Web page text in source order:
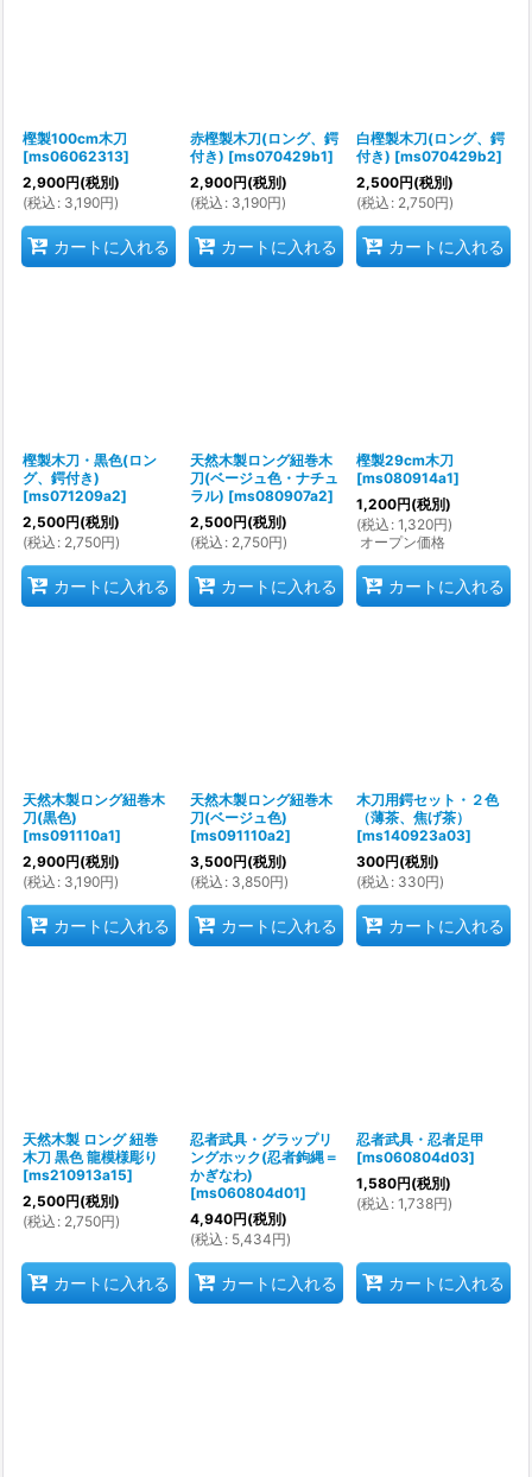
樫製100cm木刀
[ms06062313]
2,900円(税別)
(税込 : 3,190円)
カートに入れる
赤樫製木刀(ロング、鍔
付き) [ms070429b1]
2,900円(税別)
(税込 : 3,190円)
カートに入れる
白樫製木刀(ロング、鍔
付き) [ms070429b2]
2,500円(税別)
(税込 : 2,750円)
カートに入れる
樫製木刀・黒色(ロン
グ、鍔付き)
[ms071209a2]
2,500円(税別)
(税込 : 2,750円)
カートに入れる
天然木製ロング紐巻木
刀(ベージュ色・ナチュ
ラル) [ms080907a2]
2,500円(税別)
(税込 : 2,750円)
カートに入れる
樫製29cm木刀
[ms080914a1]
1,200円(税別)
(税込 : 1,320円)
オープン価格
カートに入れる
天然木製ロング紐巻木
刀(黒色)
[ms091110a1]
2,900円(税別)
(税込 : 3,190円)
カートに入れる
天然木製ロング紐巻木
刀(ベージュ色)
[ms091110a2]
3,500円(税別)
(税込 : 3,850円)
カートに入れる
木刀用鍔セット・２色
（薄茶、焦げ茶）
[ms140923a03]
300円(税別)
(税込 : 330円)
カートに入れる
天然木製 ロング 紐巻
木刀 黒色 龍模様彫り
[ms210913a15]
2,500円(税別)
(税込 : 2,750円)
カートに入れる
忍者武具・グラップリ
ングホック(忍者鉤縄＝
かぎなわ)
[ms060804d01]
4,940円(税別)
(税込 : 5,434円)
カートに入れる
忍者武具・忍者足甲
[ms060804d03]
1,580円(税別)
(税込 : 1,738円)
カートに入れる